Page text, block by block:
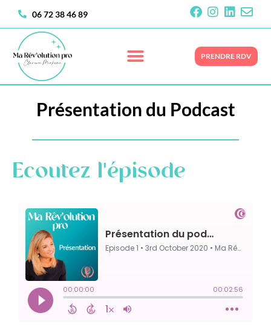
06 72 38 46 89
PRENDRE RDV
Présentation du Podcast
Ecoutez l'épisode